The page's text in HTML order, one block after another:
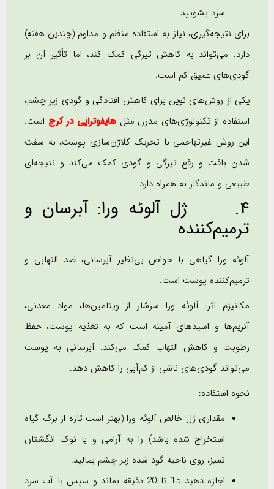
سرد بشویید.
برای نتیجه‌گیری، نیاز به استفاده منظم و مداوم (چندین هفته)
دارد. می‌تواند به کاهش تیرگی کمک کند، اما تأثیر آن بر
گودی‌های عمیق کم است.
یکی از روش‌های نوین برای کاهش افتادگی و گودی زیر چشم،
استفاده از تکنولوژی‌های مدرن مثل هایفوتراپی در کرجاست.
این روش غیرتهاجمی با تحریک کلاژن‌سازی پوست، به سفت
شدن بافت و رفع تیرگی و گودی کمک می‌کند و نتیجه‌ای
طبیعی و ماندگار به همراه دارد.
4. ژل آلوئه ورا: آبرسان و
ترمیم‌کننده
آلوئه ورا گیاهی با خواص بی‌نظیر آبرسانی، ضد التهابی و
ترمیم‌کننده پوست است.
مکانیزم اثر: آلوئه ورا سرشار از ویتامین‌ها، مواد معدنی،
آنزیم‌ها و اسیدهای آمینه است که به تغذیه پوست، حفظ
رطوبت و کاهش التهاب کمک می‌کند. آبرسانی به پوست
می‌تواند گودی‌های ناشی از کم‌آبی را کاهش دهد.
نحوه استفاده:
مقداری ژل خالص آلوئه ورا (بهتر است تازه از برگ گیاه
استخراج شده باشد) را به آرامی و با نوک انگشتان
تمیز، روی ناحیه گود شده زیر چشم بمالید.
اجازه دهید 15 تا 20 دقیقه بماند و سپس با آب سرد